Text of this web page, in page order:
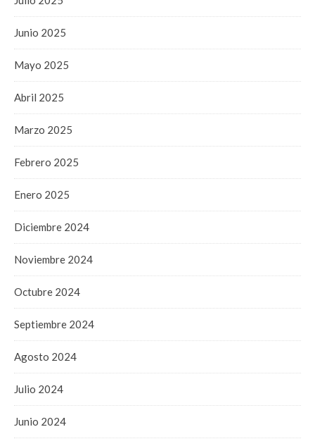
Junio 2025
Mayo 2025
Abril 2025
Marzo 2025
Febrero 2025
Enero 2025
Diciembre 2024
Noviembre 2024
Octubre 2024
Septiembre 2024
Agosto 2024
Julio 2024
Junio 2024